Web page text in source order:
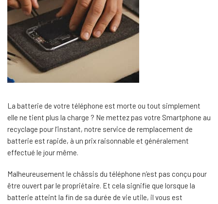
La batterie de votre téléphone est morte ou tout simplement
elle ne tient plus la charge ? Ne mettez pas votre Smartphone au
recyclage pour l’instant, notre service de remplacement de
batterie est rapide, à un prix raisonnable et généralement
effectué le jour même.
Malheureusement le châssis du téléphone n’est pas conçu pour
être ouvert par le propriétaire. Et cela signifie que lorsque la
batterie atteint la fin de sa durée de vie utile, il vous est